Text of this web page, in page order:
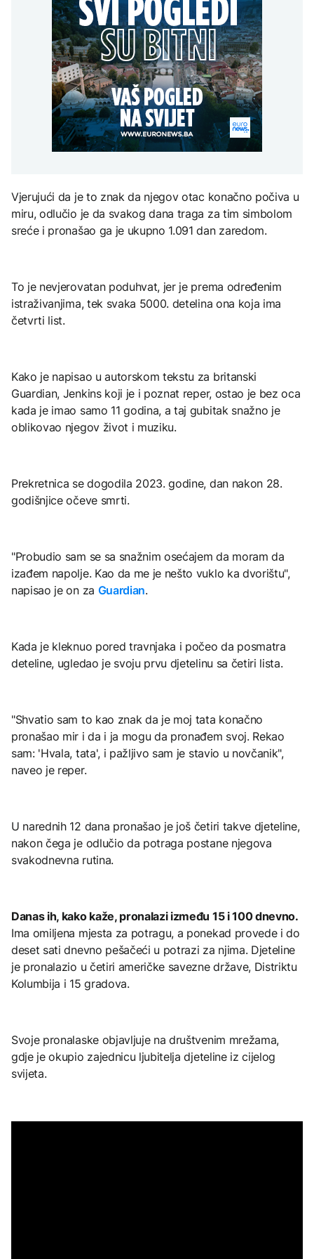
Gori više od 40 hektara,
na terenu vatrogasci i Air
Tractori
AKTUELNO
Izbio požar u Grudama:
Gori više od 40 hektara,
na terenu vatrogasci i Air
Tractori
planinarenje i svinjokolj
nematerijalnom
kulturnom baštinom
Vanredno stanje u
istočnoj Slovačkoj zbog
nestašice vode za piće
AKTUELNO
Apelacioni sud blokirao
izgradnju Trumpove
balske dvorane
Perseidi stiže sredinom
augusta
TEHNOLOGIJA
Istorijska presuda protiv
Mete, zbog ugrožavanja
djece moraju platiti 942
miliona dolara
Rat i pijesak prijete
drevnim piramidama
Meroe u Sudanu
Vjerujući da je to znak da njegov otac konačno počiva u
miru, odlučio je da svakog dana traga za tim simbolom
sreće i pronašao ga je ukupno 1.091 dan zaredom.
To je nevjerovatan poduhvat, jer je prema određenim
istraživanjima, tek svaka 5000. detelina ona koja ima
četvrti list.
Kako je napisao u autorskom tekstu za britanski
Guardian, Jenkins koji je i poznat reper, ostao je bez oca
kada je imao samo 11 godina, a taj gubitak snažno je
oblikovao njegov život i muziku.
Prekretnica se dogodila 2023. godine, dan nakon 28.
godišnjice očeve smrti.
"Probudio sam se sa snažnim osećajem da moram da
izađem napolje. Kao da me je nešto vuklo ka dvorištu",
napisao je on za Guardian.
Kada je kleknuo pored travnjaka i počeo da posmatra
deteline, ugledao je svoju prvu djetelinu sa četiri lista.
"Shvatio sam to kao znak da je moj tata konačno
pronašao mir i da i ja mogu da pronađem svoj. Rekao
sam: 'Hvala, tata', i pažljivo sam je stavio u novčanik",
naveo je reper.
U narednih 12 dana pronašao je još četiri takve djeteline,
nakon čega je odlučio da potraga postane njegova
svakodnevna rutina.
Danas ih, kako kaže, pronalazi između 15 i 100 dnevno.
Ima omiljena mjesta za potragu, a ponekad provede i do
deset sati dnevno pešačeći u potrazi za njima. Djeteline
je pronalazio u četiri američke savezne države, Distriktu
Kolumbija i 15 gradova.
Svoje pronalaske objavljuje na društvenim mrežama,
gdje je okupio zajednicu ljubitelja djeteline iz cijelog
svijeta.